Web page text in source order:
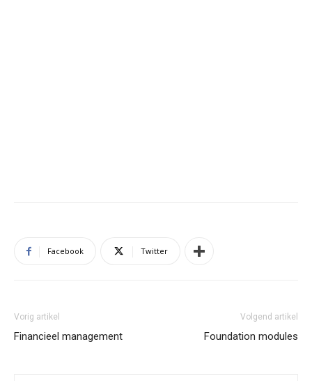
Facebook Twitter
Vorig artikel
Financieel management
Volgend artikel
Foundation modules